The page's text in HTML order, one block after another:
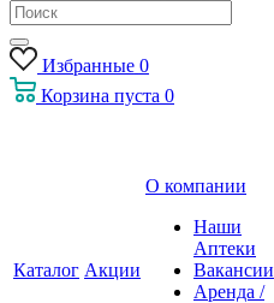
Избранные 0
Корзина пуста 0
Каталог Акции
О компании
Наши
Аптеки
Вакансии
Аренда /